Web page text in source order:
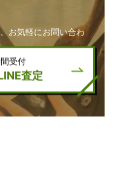
お気軽にお問い合わ
受付
査定